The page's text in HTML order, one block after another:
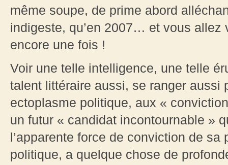
même soupe, de prime abord
indigeste, qu’en 2007… et vous allez
encore une fois !
Voir une telle intelligence, une telle
talent littéraire aussi, se ranger aussi
ectoplasme politique, aux «
un futur « candidat incontournable »
l’apparente force de conviction de
politique, a quelque chose de